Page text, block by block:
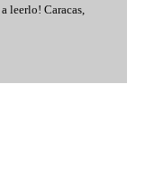
leerlo! Caracas,